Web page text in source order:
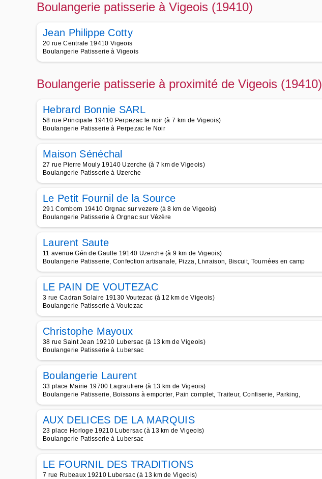
Boulangerie patisserie à Vigeois (19410)
Jean Philippe Cotty
20 rue Centrale 19410 Vigeois
Boulangerie Patisserie à Vigeois
Boulangerie patisserie à proximité de Vigeois (19410)
Hebrard Bonnie SARL
58 rue Principale 19410 Perpezac le noir (à 7 km de Vigeois)
Boulangerie Patisserie à Perpezac le Noir
Maison Sénéchal
27 rue Pierre Mouly 19140 Uzerche (à 7 km de Vigeois)
Boulangerie Patisserie à Uzerche
Le Petit Fournil de la Source
291 Comborn 19410 Orgnac sur vezere (à 8 km de Vigeois)
Boulangerie Patisserie à Orgnac sur Vézère
Laurent Saute
11 avenue Gén de Gaulle 19140 Uzerche (à 9 km de Vigeois)
Boulangerie Patisserie, Confection artisanale, Pizza, Livraison, Biscuit, Tournées en camp
LE PAIN DE VOUTEZAC
3 rue Cadran Solaire 19130 Voutezac (à 12 km de Vigeois)
Boulangerie Patisserie à Voutezac
Christophe Mayoux
38 rue Saint Jean 19210 Lubersac (à 13 km de Vigeois)
Boulangerie Patisserie à Lubersac
Boulangerie Laurent
33 place Mairie 19700 Lagrauliere (à 13 km de Vigeois)
Boulangerie Patisserie, Boissons à emporter, Pain complet, Traiteur, Confiserie, Parking,
AUX DELICES DE LA MARQUIS
23 place Horloge 19210 Lubersac (à 13 km de Vigeois)
Boulangerie Patisserie à Lubersac
LE FOURNIL DES TRADITIONS
7 rue Rubeaux 19210 Lubersac (à 13 km de Vigeois)